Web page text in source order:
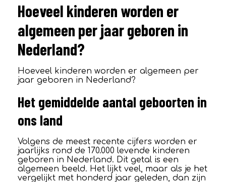
Hoeveel kinderen worden er
algemeen per jaar geboren in
Nederland?
Hoeveel kinderen worden er algemeen per
jaar geboren in Nederland?
Het gemiddelde aantal geboorten in
ons land
Volgens de meest recente cijfers worden er
jaarlijks rond de 170.000 levende kinderen
geboren in Nederland. Dit getal is een
algemeen beeld. Het lijkt veel, maar als je het
vergelijkt met honderd jaar geleden, dan zijn